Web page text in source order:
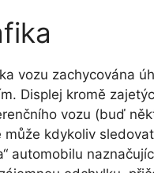
vozu zachycována
Displej kromě
vozu (buď
kdykoliv
automobilu